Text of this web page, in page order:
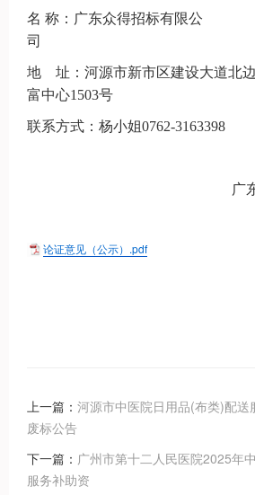
名 称： 广东众得招标有限公
司
地 址： 河源市新市区建设大道北
富中心1503号
联系方式： 杨小姐0762-3163398
广
论证意见（公示）.pdf
上一篇： 河源市中医院日用品(布类)配送
废标公告
下一篇： 广州市第十二人民医院2025年
服务补助资